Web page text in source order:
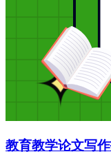
教育教学论文写